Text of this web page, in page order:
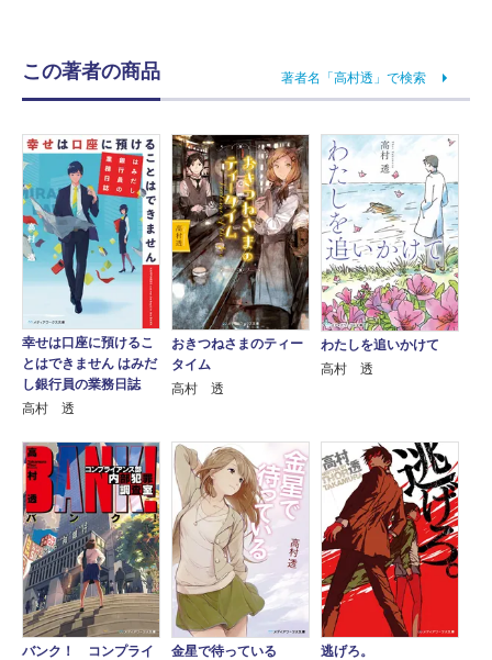
この著者の商品 著者名「高村透」で検索
幸せは口座に預けるこ
とはできません はみだ
し銀行員の業務日誌
高村 透
おきつねさまのティー
タイム
高村 透
わたしを追いかけて
高村 透
バンク！ コンプライ
金星で待っている
逃げろ。